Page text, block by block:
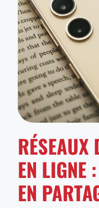
RÉSEAUX
EN LIGNE
EN